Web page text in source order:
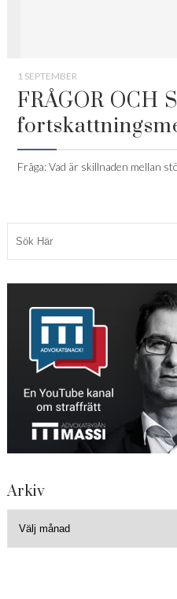
1 SEPTEMBER
FRÅGOR OCH
Fråga: Vad är skillnaden mellan
Arkiv